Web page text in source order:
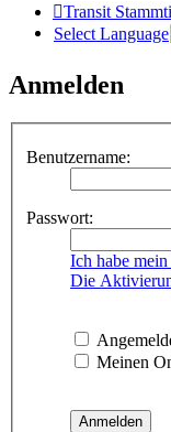
Transit
Select Language
Anmelden
Benutzername:
Passwort:
Ich habe mein
Die
Meinen